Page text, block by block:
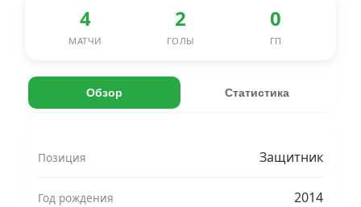
4
МАТЧИ
2
ГОЛЫ
0
ГП
Обзор Статистика
Позиция Защитник
Год рождения 2014